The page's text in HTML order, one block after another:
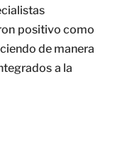
positivo como
de manera
a la